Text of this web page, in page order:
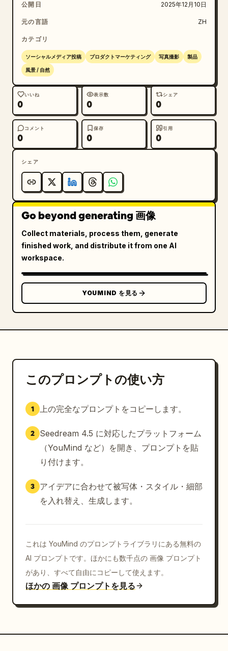
公開日 2025年12月10日
元の言語 ZH
カテゴリ
ソーシャルメディア投稿 プロダクトマーケティング 写真撮影 製品
風景 / 自然
いいね
0
表示数
0
シェア
0
コメント
0
保存
0
引用
0
シェア
Go beyond generating 画像
Collect materials, process them, generate
finished work, and distribute it from one AI
workspace.
YOUMIND を見る
このプロンプトの使い方
1 上の完全なプロンプトをコピーします。
2
Seedream 4.5 に対応したプラットフォーム
（YouMind など）を開き、プロンプトを貼
り付けます。
3
アイデアに合わせて被写体・スタイル・細部
を入れ替え、生成します。
これは YouMind のプロンプトライブラリにある無料の
AI プロンプトです。ほかにも数千点の 画像 プロンプト
があり、すべて自由にコピーして使えます。
ほかの 画像 プロンプトを見る